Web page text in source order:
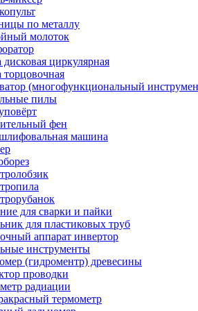
по металлу
молоток
циркулярная
(многофункциональный
пилы
фен
машина
для сварки и пайки
для пластиковых труб
аппарат инвертор
инструменты
(гидроментр) древесины
проводки
радиации
термометр